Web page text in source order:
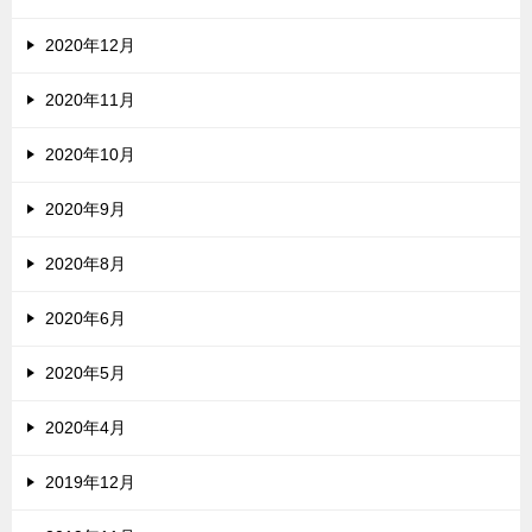
2020年12月
2020年11月
2020年10月
2020年9月
2020年8月
2020年6月
2020年5月
2020年4月
2019年12月